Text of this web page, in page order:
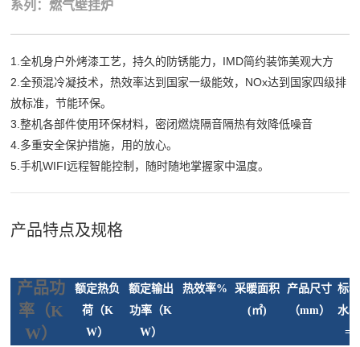
系列：燃气壁挂炉
1.全机身户外烤漆工艺，持久的防锈能力，IMD简约装饰美观大方
2.全预混冷凝技术，热效率达到国家一级能效，NOx达到国家四级排
放标准，节能环保。
3.整机各部件使用环保材料，密闭燃烧隔音隔热有效降低噪音
4.多重安全保护措施，用的放心。
5.手机WIFI远程智能控制，随时随地掌握家中温度。
产品特点及规格
产品功
率（K
W）
额定热负
荷（K
W）
额定输出
功率（K
W）
热效率%
采暖面积
(㎡)
产品尺寸
（mm）
标
水